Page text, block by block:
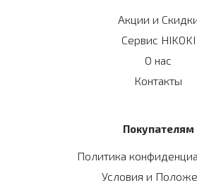
Акции и
Сервис HIKOKI
О нас
Контакты
Покупателям
Политика
Условия и